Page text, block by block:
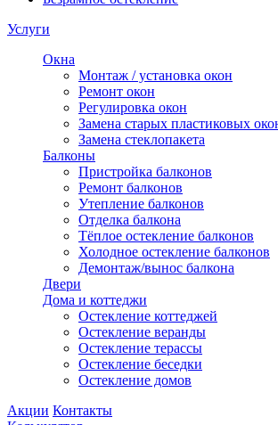
Услуги
Окна
Монтаж / установка окон
Ремонт окон
Регулировка окон
Замена старых пластиковых
Замена стеклопакета
Балконы
Пристройка балконов
Ремонт балконов
Утепление балконов
Отделка балкона
Тёплое остекление балконов
Холодное остекление балконов
Демонтаж/вынос балкона
Двери
Дома и коттеджи
Остекление коттеджей
Остекление веранды
Остекление терассы
Остекление беседки
Остекление домов
Акции Контакты